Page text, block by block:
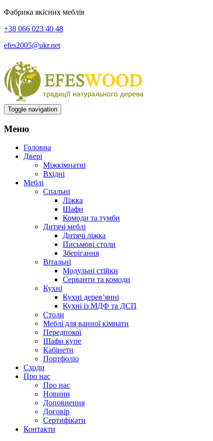
Фабрика якісних меблів
+38 066 023 40 48
efes2005@ukr.net
Toggle navigation
Меню
Головна
Двері
Міжкімнатні
Вхідні
Меблі
Спальні
Ліжка
Шафи
Комоди та тумби
Дитячі меблі
Дитячі ліжка
Письмові столи
Зберігання
Вітальні
Модульні стійки
Серванти та комоди
Кухні
Кухні дерев’янні
Кухні із МДФ та ДСП
Cтоли
Меблі для ванної кімнати
Передпокої
Шафи купе
Кабінети
Портфоліо
Сходи
Про нас
Про нас
Новини
Доповнення
Договір
Сертифікати
Контакти